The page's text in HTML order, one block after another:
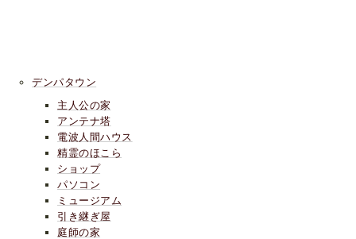
デンパタウン
主人公の家
アンテナ塔
電波人間ハウス
精霊のほこら
ショップ
パソコン
ミュージアム
引き継ぎ屋
庭師の家